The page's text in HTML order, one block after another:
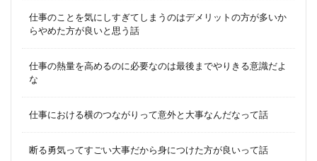
仕事のことを気にしすぎてしまうのはデメリットの方が多いか
らやめた方が良いと思う話
仕事の熱量を高めるのに必要なのは最後までやりきる意識だよ
な
仕事における横のつながりって意外と大事なんだなって話
断る勇気ってすごい大事だから身につけた方が良いって話